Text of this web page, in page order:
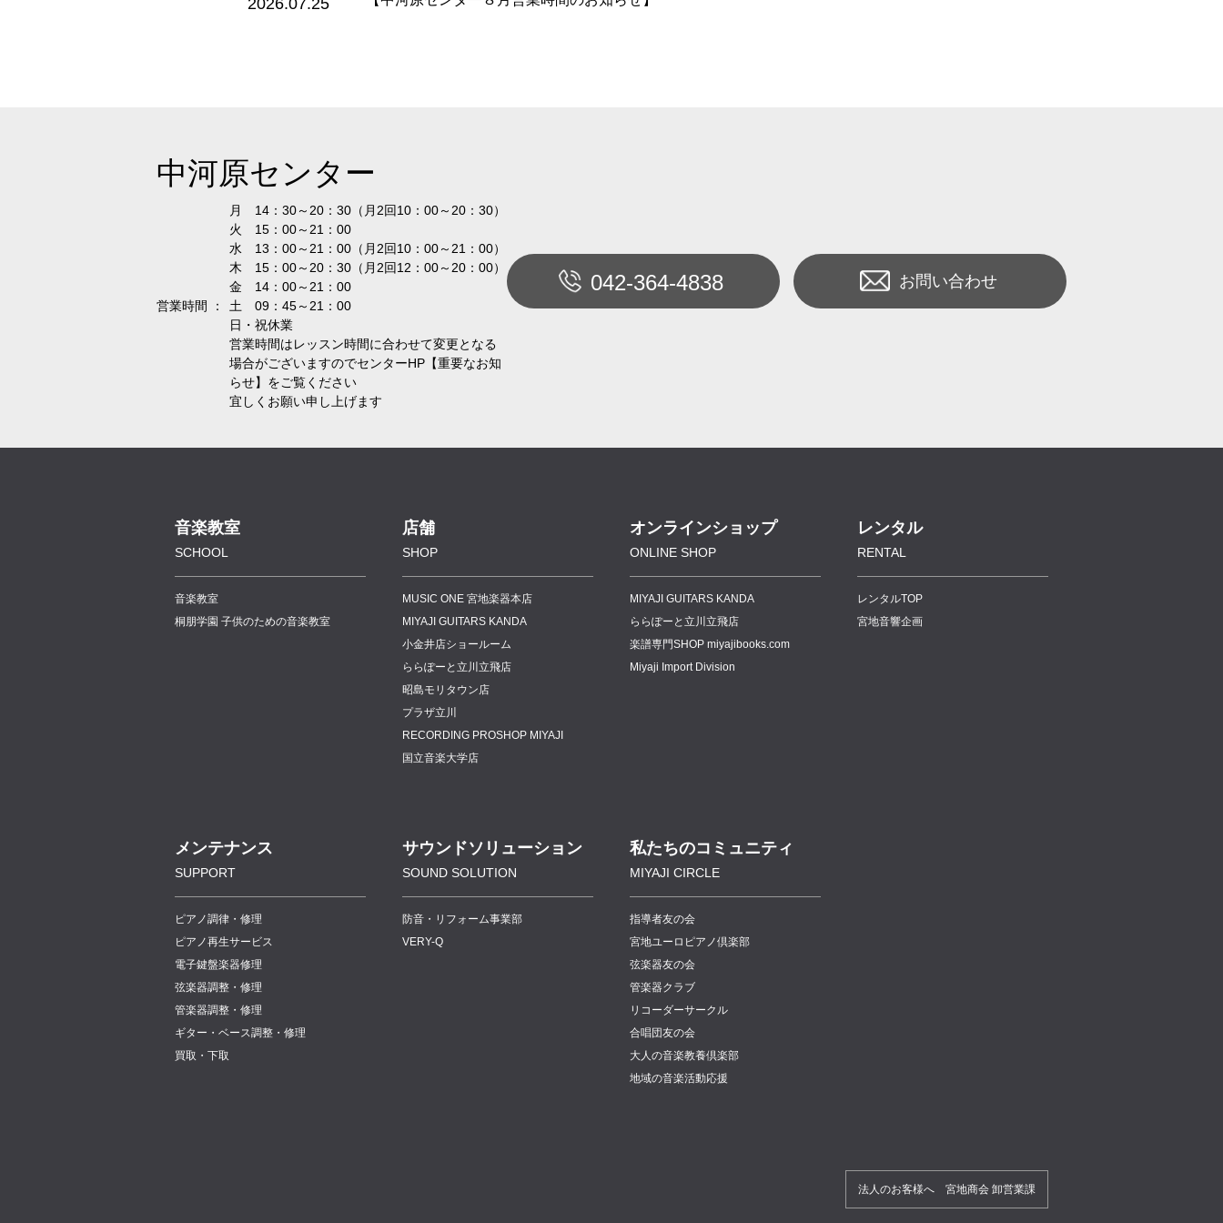
2026.07.25
中河原センター
営業時間 ：
月 14：30～20：30（月2回10：00～20：30）
火 15：00～21：00
水 13：00～21：00（月2回10：00～21：00）
木 15：00～20：30（月2回12：00～20：00）
金 14：00～21：00
土 09：45～21：00
日・祝休業
営業時間はレッスン時間に合わせて変更となる
場合がございますのでセンターHP【重要なお知
らせ】をご覧ください
宜しくお願い申し上げます
042-364-4838 お問い合わせ
音楽教室
SCHOOL
音楽教室
桐朋学園 子供のための音楽教室
店舗
SHOP
MUSIC ONE 宮地楽器本店
MIYAJI GUITARS KANDA
小金井店ショールーム
ららぽーと立川立飛店
昭島モリタウン店
プラザ立川
RECORDING PROSHOP MIYAJI
国立音楽大学店
オンラインショップ
ONLINE SHOP
MIYAJI GUITARS KANDA
ららぽーと立川立飛店
楽譜専門SHOP miyajibooks.com
Miyaji Import Division
レンタル
RENTAL
レンタルTOP
宮地音響企画
メンテナンス
SUPPORT
ピアノ調律・修理
ピアノ再生サービス
電子鍵盤楽器修理
弦楽器調整・修理
管楽器調整・修理
ギター・ベース調整・修理
買取・下取
サウンドソリューション
SOUND SOLUTION
防音・リフォーム事業部
VERY-Q
私たちのコミュニティ
MIYAJI CIRCLE
指導者友の会
宮地ユーロピアノ倶楽部
弦楽器友の会
管楽器クラブ
リコーダーサークル
合唱団友の会
大人の音楽教養倶楽部
地域の音楽活動応援
法人のお客様へ 宮地商会 卸営業課